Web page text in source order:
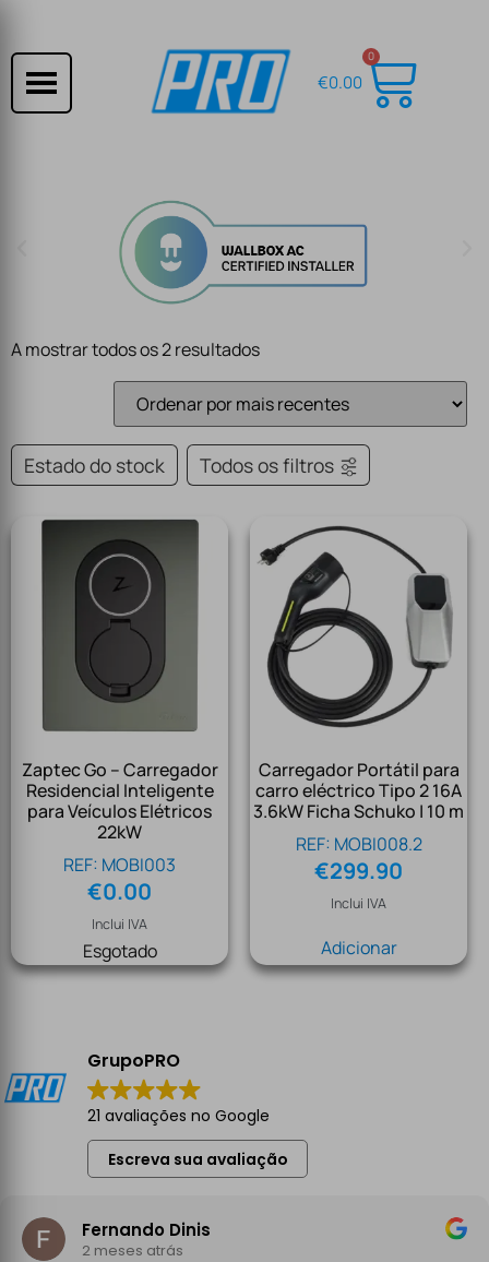
€0.00
0
A mostrar todos os 2 resultados
Estado do stock Todos os filtros
Zaptec Go – Carregador
Residencial Inteligente
para Veículos Elétricos
22kW
REF: MOBI003
€0.00
Inclui IVA
Esgotado
Carregador Portátil para
carro eléctrico Tipo 2 16A
3.6kW Ficha Schuko | 10 m
REF: MOBI008.2
€299.90
Inclui IVA
Adicionar
GrupoPRO
21 avaliações no Google
Escreva sua avaliação
Fernando Dinis
2 meses atrás